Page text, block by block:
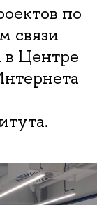
по
связи
в Центре